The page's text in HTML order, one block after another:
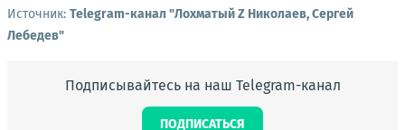
Источник: Telegram-канал "Лохматый Z Николаев, Сергей
Лебедев"
Подписывайтесь на наш Telegram-канал
ПОДПИСАТЬСЯ